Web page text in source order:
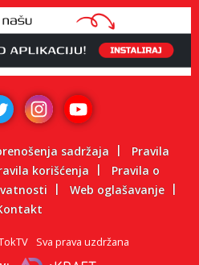
sadržaja
Pravila
korišćenja
Pravila o
Web oglašavanje
Sva prava uzdržana